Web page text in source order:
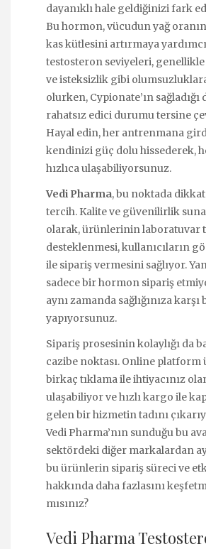
dayanıklı hale geldiğinizi fark
Bu hormon, vücudun yağ
kas kütlesini artırmaya
testosteron seviyeleri,
ve isteksizlik gibi
olurken, Cypionate’ın sağladığı
rahatsız edici durumu tersine
Hayal edin, her antrenmana
kendinizi güç dolu hissederek,
hızlıca ulaşabiliyorsunuz.
Vedi Pharma, bu noktada
tercih. Kalite ve güvenilirlik
olarak, ürünlerinin laboratuvar
desteklenmesi, kullanıcıların
ile sipariş vermesini sağlıyor.
sadece bir hormon sipariş
aynı zamanda sağlığınıza karşı
yapıyorsunuz.
Sipariş prosesinin kolaylığı da
cazibe noktası. Online platform
birkaç tıklama ile ihtiyacınız
ulaşabiliyor ve hızlı kargo ile
gelen bir hizmetin tadını
Vedi Pharma’nın sunduğu bu
sektördeki diğer markalardan
bu ürünlerin sipariş süreci ve
hakkında daha fazlasını
mısınız?
Vedi Pharma